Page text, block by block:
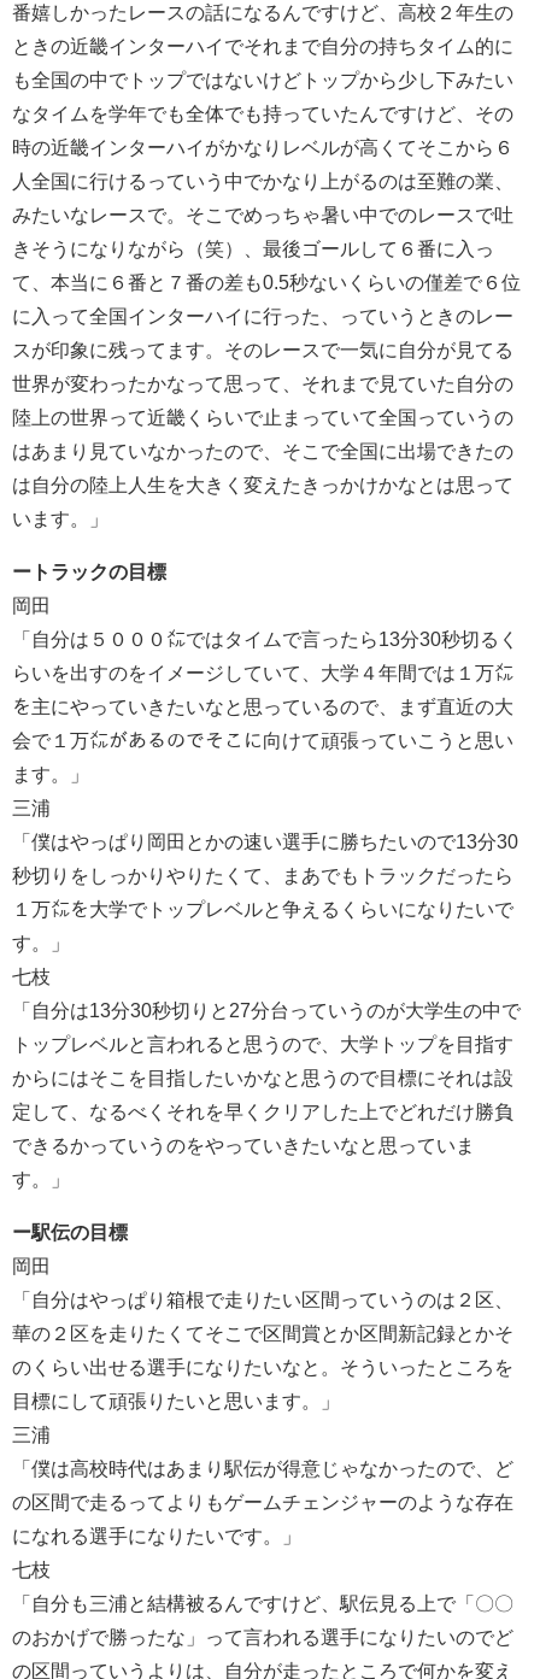
番嬉しかったレースの話になるんですけど、高校２年生の
ときの近畿インターハイでそれまで自分の持ちタイム的に
も全国の中でトップではないけどトップから少し下みたい
なタイムを学年でも全体でも持っていたんですけど、その
時の近畿インターハイがかなりレベルが高くてそこから６
人全国に行けるっていう中でかなり上がるのは至難の業、
みたいなレースで。そこでめっちゃ暑い中でのレースで吐
きそうになりながら（笑）、最後ゴールして６番に入っ
て、本当に６番と７番の差も0.5秒ないくらいの僅差で６位
に入って全国インターハイに行った、っていうときのレー
スが印象に残ってます。そのレースで一気に自分が見てる
世界が変わったかなって思って、それまで見ていた自分の
陸上の世界って近畿くらいで止まっていて全国っていうの
はあまり見ていなかったので、そこで全国に出場できたの
は自分の陸上人生を大きく変えたきっかけかなとは思って
います。」
ートラックの目標
岡田
「自分は５０００㍍ではタイムで言ったら13分30秒切るく
らいを出すのをイメージしていて、大学４年間では１万㍍
を主にやっていきたいなと思っているので、まず直近の大
会で１万㍍があるのでそこに向けて頑張っていこうと思い
ます。」
三浦
「僕はやっぱり岡田とかの速い選手に勝ちたいので13分30
秒切りをしっかりやりたくて、まあでもトラックだったら
１万㍍を大学でトップレベルと争えるくらいになりたいで
す。」
七枝
「自分は13分30秒切りと27分台っていうのが大学生の中で
トップレベルと言われると思うので、大学トップを目指す
からにはそこを目指したいかなと思うので目標にそれは設
定して、なるべくそれを早くクリアした上でどれだけ勝負
できるかっていうのをやっていきたいなと思っていま
す。」
ー駅伝の目標
岡田
「自分はやっぱり箱根で走りたい区間っていうのは２区、
華の２区を走りたくてそこで区間賞とか区間新記録とかそ
のくらい出せる選手になりたいなと。そういったところを
目標にして頑張りたいと思います。」
三浦
「僕は高校時代はあまり駅伝が得意じゃなかったので、ど
の区間で走るってよりもゲームチェンジャーのような存在
になれる選手になりたいです。」
七枝
「自分も三浦と結構被るんですけど、駅伝見る上で「〇〇
のおかげで勝ったな」って言われる選手になりたいのでど
の区間っていうよりは、自分が走ったところで何かを変え